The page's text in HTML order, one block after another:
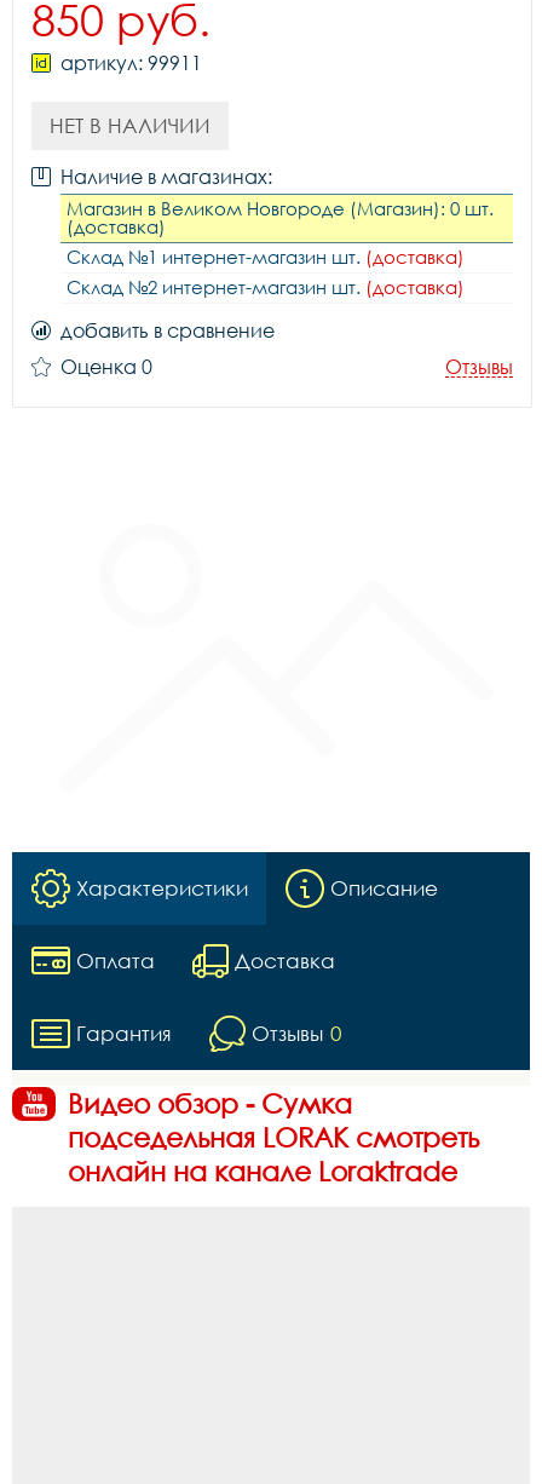
850 руб.
артикул: 99911
НЕТ В НАЛИЧИИ
Наличие в магазинах:
Магазин в Великом Новгороде (Магазин): 0 шт.
(доставка)
Склад №1 интернет-магазин шт. (доставка)
Склад №2 интернет-магазин шт. (доставка)
добавить в сравнение
Оценка 0
Отзывы
Характеристики Описание
Оплата Доставка
Гарантия Отзывы 0
Видео обзор - Сумка
подседельная LORAK смотреть
онлайн на канале Loraktrade